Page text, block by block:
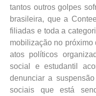
tantos outros golpes
brasileira, que a
filiadas e toda a
mobilização no próximo
atos políticos
social e estudantil
denunciar a
sociais que está